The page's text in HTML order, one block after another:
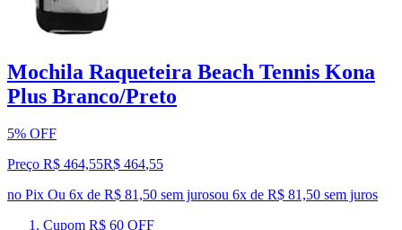
Mochila Raqueteira Beach Tennis Kona
Plus Branco/Preto
5% OFF
Preço R$ 464,55R$ 464,55
no Pix Ou 6x de R$ 81,50 sem jurosou 6x de R$ 81,50 sem juros
Cupom R$ 60 OFF